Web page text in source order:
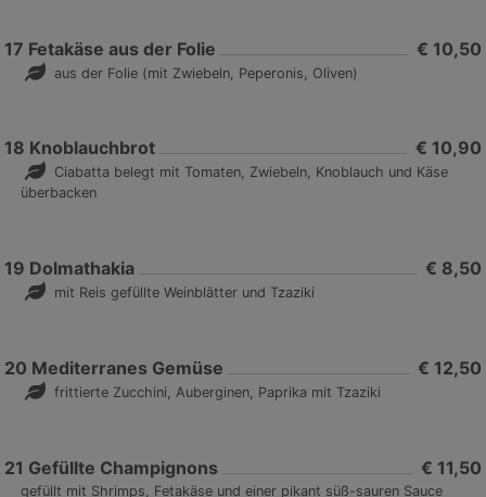
17 Fetakäse aus der Folie € 10,50
aus der Folie (mit Zwiebeln, Peperonis, Oliven)
18 Knoblauchbrot € 10,90
Ciabatta belegt mit Tomaten, Zwiebeln, Knoblauch und Käse
überbacken
19 Dolmathakia € 8,50
mit Reis gefüllte Weinblätter und Tzaziki
20 Mediterranes Gemüse € 12,50
frittierte Zucchini, Auberginen, Paprika mit Tzaziki
21 Gefüllte Champignons € 11,50
gefüllt mit Shrimps, Fetakäse und einer pikant süß-sauren Sauce